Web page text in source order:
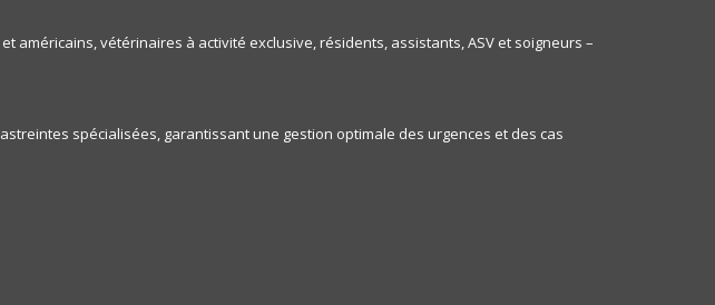
vétérinaires à activité exclusive, résidents, assistants, ASV et soigneurs –
spécialisées, garantissant une gestion optimale des urgences et des cas